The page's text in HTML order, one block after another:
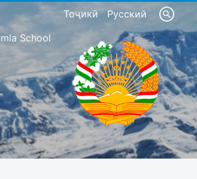
Тоҷикӣ Русский
School